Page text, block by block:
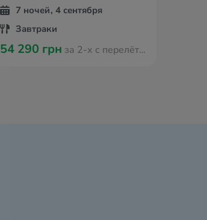
7 ночей, 4 сентября
Завтраки
54 290 грн за 2-х с перелётом из Вроцлава